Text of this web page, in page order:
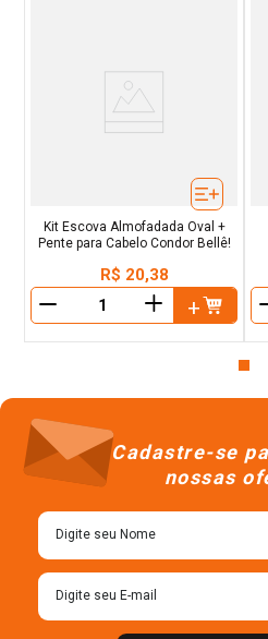
Kit Escova Almofadada Oval +
Pente para Cabelo Condor Bellê!
R$ 20,38
＋
Cadastre-se
nossas